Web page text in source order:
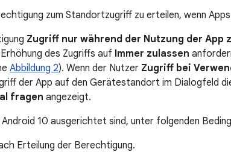
zum Standortzugriff zu erteilen, wenn
Zugriff nur während der Nutzung der App
des Zugriffs auf Immer zulassen
Abbildung 2). Wenn der Nutzer Zugriff bei
der App auf den Gerätestandort im Dialogfeld
fragen angezeigt.
10 ausgerichtet sind, unter folgenden
Erteilung der Berechtigung.